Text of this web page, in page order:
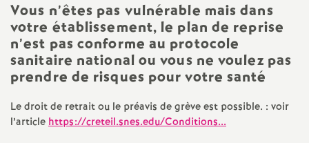
Vous n’êtes pas vulnérable mais dans
votre établissement, le plan de reprise
n’est pas conforme au protocole
sanitaire national ou vous ne voulez pas
prendre de risques pour votre santé
Le droit de retrait ou le préavis de grève est possible. : voir
l’articlehttps://creteil.snes.edu/Conditions...